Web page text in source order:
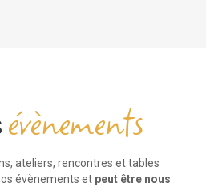
évènements
ateliers, rencontres et tables
évènements et peut être nous